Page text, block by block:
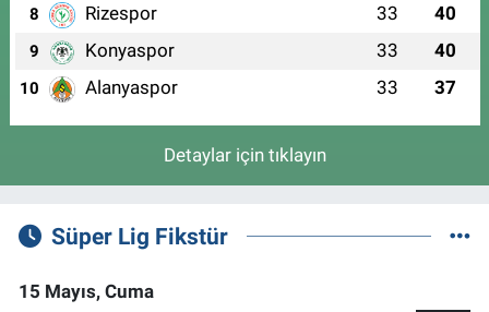
8 Rizespor 33 40
9 Konyaspor 33 40
10 Alanyaspor 33 37
Detaylar için tıklayın
Süper Lig Fikstür
15 Mayıs, Cuma